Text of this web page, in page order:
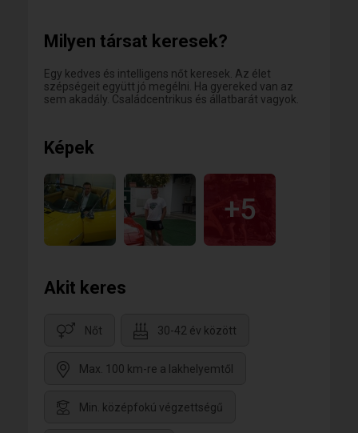
Milyen társat keresek?
Egy kedves és intelligens nőt keresek. Az élet
szépségeit együtt jó megélni. Ha gyereked van az
sem akadály. Családcentrikus és állatbarát vagyok.
Képek
+5
Akit keres
Nőt 30-42 év között
Max. 100 km-re a lakhelyemtől
Min. középfokú végzettségű